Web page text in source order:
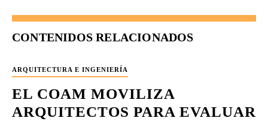
CONTENIDOS RELACIONADOS
ARQUITECTURA E INGENIERÍA
EL COAM MOVILIZA
ARQUITECTOS PARA EVALUAR